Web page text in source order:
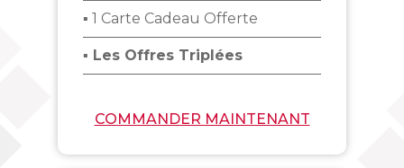
▪ 1 Carte Cadeau Offerte
▪ Les Offres Triplées
COMMANDER MAINTENANT